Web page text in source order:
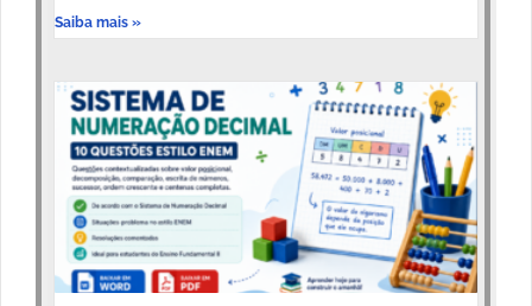
Saiba mais »